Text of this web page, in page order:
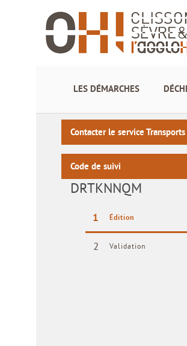
LES DÉMARCHES
Contacter le service
Code de suivi
DRTKNNQM
1 Édition
2 Validation